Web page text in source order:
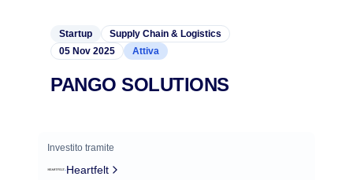
Startup
Supply Chain & Logistics
05 Nov 2025
Attiva
PANGO SOLUTIONS
Investito tramite
Heartfelt